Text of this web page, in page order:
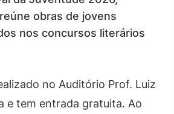
obras de jovens
nos concursos literários
no Auditório Prof. Luiz
e tem entrada gratuita. Ao